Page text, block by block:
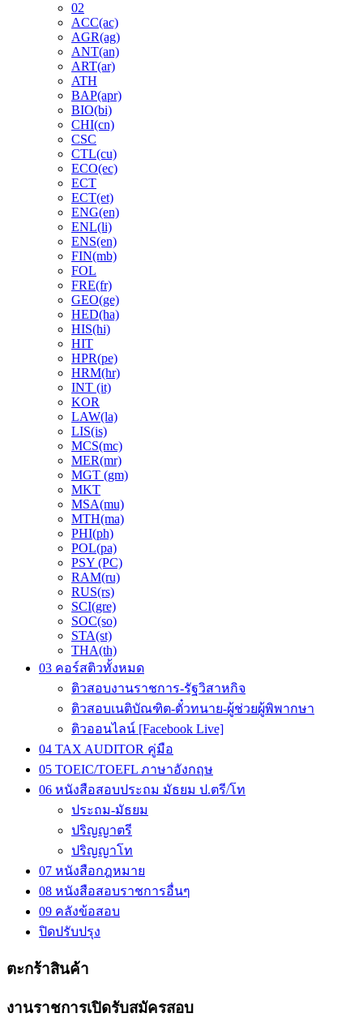
02
ACC(ac)
AGR(ag)
ANT(an)
ART(ar)
ATH
BAP(apr)
BIO(bi)
CHI(cn)
CSC
CTL(cu)
ECO(ec)
ECT
ECT(et)
ENG(en)
ENL(li)
ENS(en)
FIN(mb)
FOL
FRE(fr)
GEO(ge)
HED(ha)
HIS(hi)
HIT
HPR(pe)
HRM(hr)
INT (it)
KOR
LAW(la)
LIS(is)
MCS(mc)
MER(mr)
MGT (gm)
MKT
MSA(mu)
MTH(ma)
PHI(ph)
POL(pa)
PSY (PC)
RAM(ru)
RUS(rs)
SCI(gre)
SOC(so)
STA(st)
THA(th)
03 คอร์สติวทั้งหมด
ติวสอบงานราชการ-รัฐวิสาหกิจ
ติวสอบเนติบัณฑิต-ตั๋วทนาย-ผู้ช่วยผู้พิพากษา
ติวออนไลน์ [Facebook Live]
04 TAX AUDITOR คู่มือ
05 TOEIC/TOEFL ภาษาอังกฤษ
06 หนังสือสอบประถม มัธยม ป.ตรี/โท
ประถม-มัธยม
ปริญญาตรี
ปริญญาโท
07 หนังสือกฎหมาย
08 หนังสือสอบราชการอื่นๆ
09 คลังข้อสอบ
ปิดปรับปรุง
ตะกร้าสินค้า
งานราชการเปิดรับสมัครสอบ